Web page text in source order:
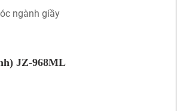
ngành giầy
JZ-968ML